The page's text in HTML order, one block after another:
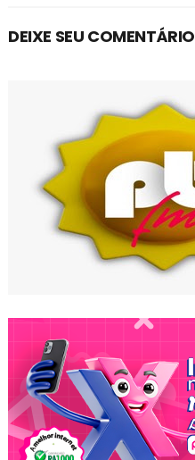
DEIXE SEU COMENTÁRIO